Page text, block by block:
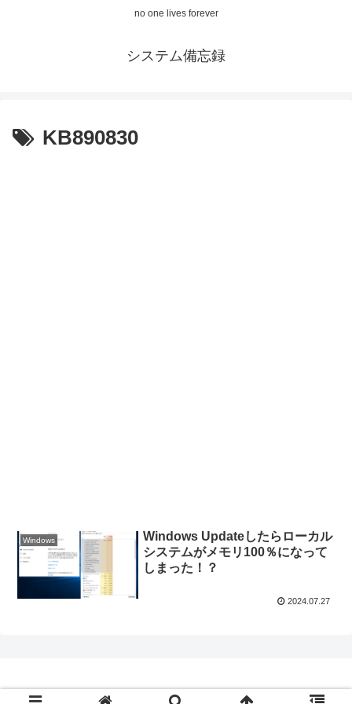
no one lives forever
システム備忘録
KB890830
Windows
Windows Updateしたらローカル
システムがメモリ100％になって
しまった！？
2024.07.27